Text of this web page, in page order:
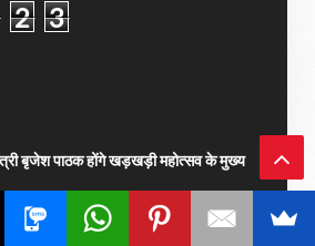
2 3
बृजेश पाठक होंगे खड़खड़ी महोत्सव के मुख्य
Ba